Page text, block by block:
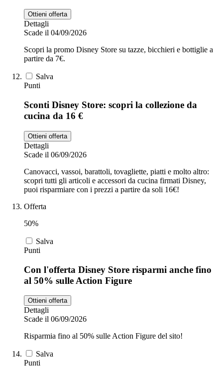
Ottieni offerta
Dettagli
Scade il 04/09/2026
Scopri la promo Disney Store su tazze, bicchieri e bottiglie a
partire da 7€.
Salva
Punti
Sconti Disney Store: scopri la collezione da
cucina da 16 €
Ottieni offerta
Dettagli
Scade il 06/09/2026
Canovacci, vassoi, barattoli, tovagliette, piatti e molto altro:
scopri tutti gli articoli e accessori da cucina firmati Disney,
puoi risparmiare con i prezzi a partire da soli 16€!
Offerta
50%
Salva
Punti
Con l'offerta Disney Store risparmi anche fino
al 50% sulle Action Figure
Ottieni offerta
Dettagli
Scade il 06/09/2026
Risparmia fino al 50% sulle Action Figure del sito!
Salva
Punti